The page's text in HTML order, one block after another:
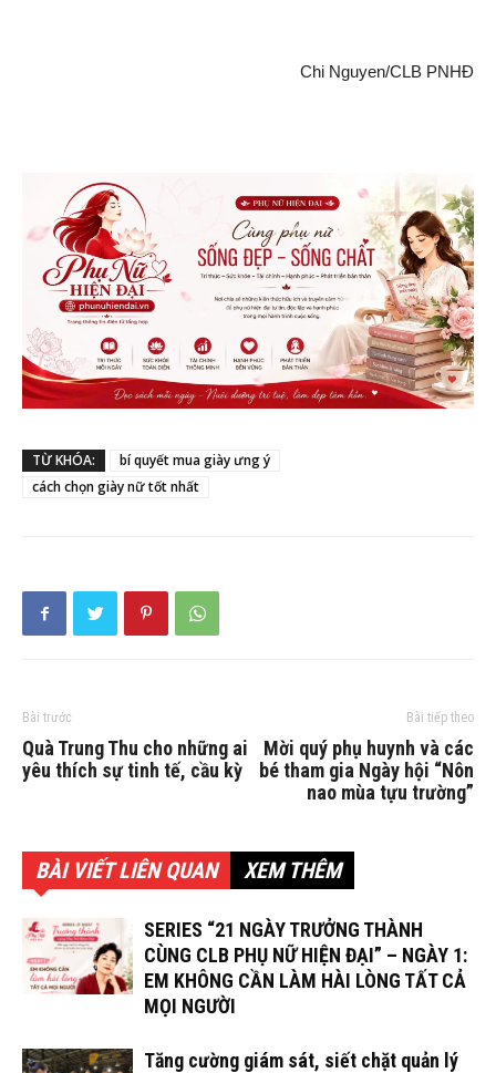
Chi Nguyen/CLB PNHĐ
TỪ KHÓA:
bí quyết mua giày ưng ý
cách chọn giày nữ tốt nhất
Bài trước
Quà Trung Thu cho những ai
yêu thích sự tinh tế, cầu kỳ
Bài tiếp theo
Mời quý phụ huynh và các
bé tham gia Ngày hội “Nôn
nao mùa tựu trường”
BÀI VIẾT LIÊN QUAN XEM THÊM
SERIES “21 NGÀY TRƯỞNG THÀNH
CÙNG CLB PHỤ NỮ HIỆN ĐẠI” – NGÀY 1:
EM KHÔNG CẦN LÀM HÀI LÒNG TẤT CẢ
MỌI NGƯỜI
Tăng cường giám sát, siết chặt quản lý